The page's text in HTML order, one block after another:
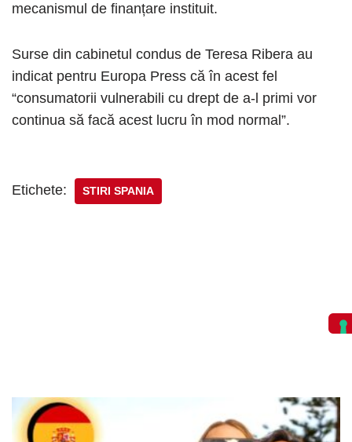
mecanismul de finanțare instituit.
Surse din cabinetul condus de Teresa Ribera au
indicat pentru Europa Press că în acest fel
“consumatorii vulnerabili cu drept de a-l primi vor
continua să facă acest lucru în mod normal”.
Etichete: STIRI SPANIA